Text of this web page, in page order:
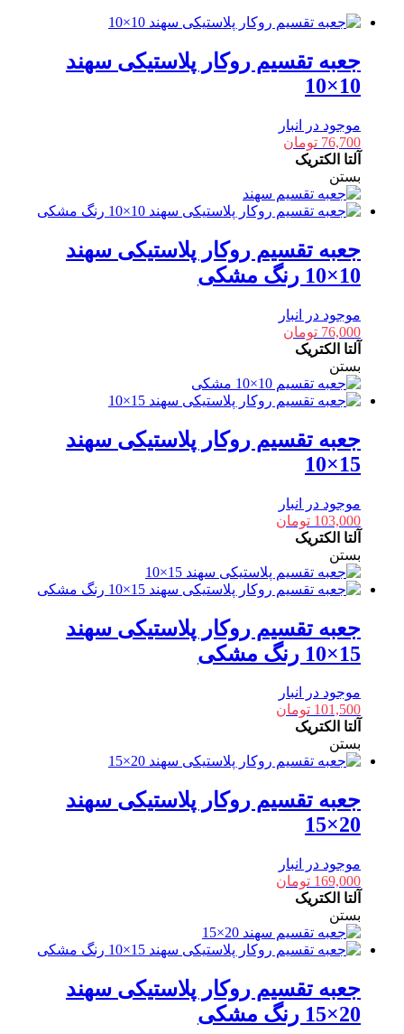
جعبه تقسیم روکار پلاستیکی سهند
10×10
موجود در انبار
76,700 تومان
آلتا الکتریک
بستن
جعبه تقسیم روکار پلاستیکی سهند
10×10 رنگ مشکی
موجود در انبار
76,000 تومان
آلتا الکتریک
بستن
جعبه تقسیم روکار پلاستیکی سهند
15×10
موجود در انبار
103,000 تومان
آلتا الکتریک
بستن
جعبه تقسیم روکار پلاستیکی سهند
15×10 رنگ مشکی
موجود در انبار
101,500 تومان
آلتا الکتریک
بستن
جعبه تقسیم روکار پلاستیکی سهند
20×15
موجود در انبار
169,000 تومان
آلتا الکتریک
بستن
جعبه تقسیم روکار پلاستیکی سهند
20×15 رنگ مشکی